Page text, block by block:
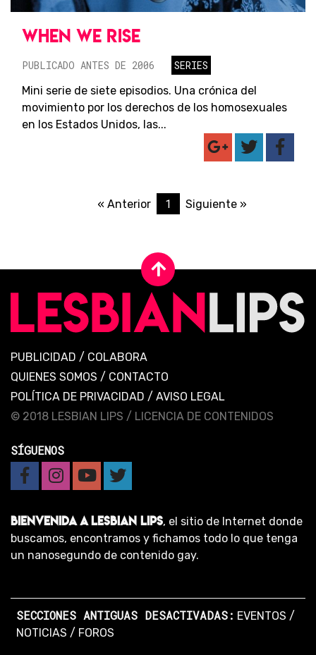
WHEN WE RISE
PUBLICADO ANTES DE 2006
SERIES
Mini serie de siete episodios. Una crónica del
movimiento por los derechos de los homosexuales
en los Estados Unidos, las...
« Anterior 1 Siguiente »
PUBLICIDAD / COLABORA
QUIENES SOMOS / CONTACTO
POLÍTICA DE PRIVACIDAD / AVISO LEGAL
© 2018 LESBIAN LIPS / LICENCIA DE CONTENIDOS
SÍGUENOS
BIENVENIDA A LESBIAN LIPS, el sitio de Internet donde
buscamos, encontramos y fichamos todo lo que tenga
un nanosegundo de contenido gay.
SECCIONES ANTIGUAS DESACTIVADAS: EVENTOS /
NOTICIAS / FOROS